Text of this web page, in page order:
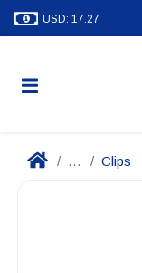
USD: 17.27
... Clips